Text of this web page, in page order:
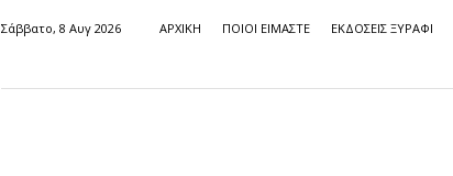
Σάββατο, 8 Αυγ 2026 ΑΡΧΙΚΗ ΠΟΙΟΙ ΕΙΜΑΣΤΕ ΕΚΔΟΣΕΙΣ ΞΥΡΑΦΙ